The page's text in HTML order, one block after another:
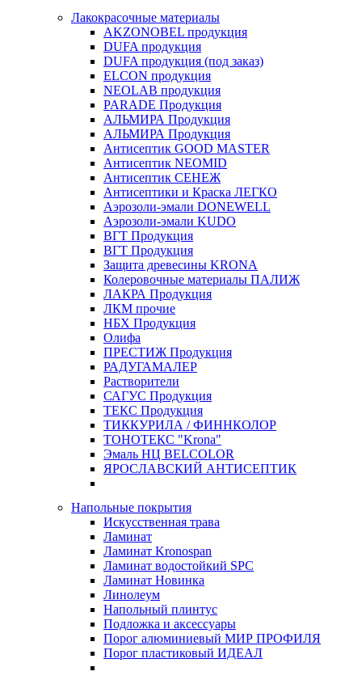
Лакокрасочные материалы
AKZONOBEL продукция
DUFA продукция
DUFA продукция (под заказ)
ELCON продукция
NEOLAB продукция
PARADE Продукция
АЛЬМИРА Продукция
АЛЬМИРА Продукция
Антисептик GOOD MASTER
Антисептик NEOMID
Антисептик СЕНЕЖ
Антисептики и Краска ЛЕГКО
Аэрозоли-эмали DONEWELL
Аэрозоли-эмали KUDO
ВГТ Продукция
ВГТ Продукция
Защита древесины KRONA
Колеровочные материалы ПАЛИЖ
ЛАКРА Продукция
ЛКМ прочие
НБХ Продукция
Олифа
ПРЕСТИЖ Продукция
РАДУГАМАЛЕР
Растворители
САГУС Продукция
ТЕКС Продукция
ТИККУРИЛА / ФИННКОЛОР
ТОНОТЕКС "Krona"
Эмаль НЦ BELCOLOR
ЯРОСЛАВСКИЙ АНТИСЕПТИК
Напольные покрытия
Искусственная трава
Ламинат
Ламинат Kronospan
Ламинат водостойкий SPC
Ламинат Новинка
Линолеум
Напольный плинтус
Подложка и аксессуары
Порог алюминиевый МИР ПРОФИЛЯ
Порог пластиковый ИДЕАЛ